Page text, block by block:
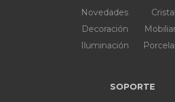
Novedades
Decoración
Iluminación
Cristal
SOPORTE